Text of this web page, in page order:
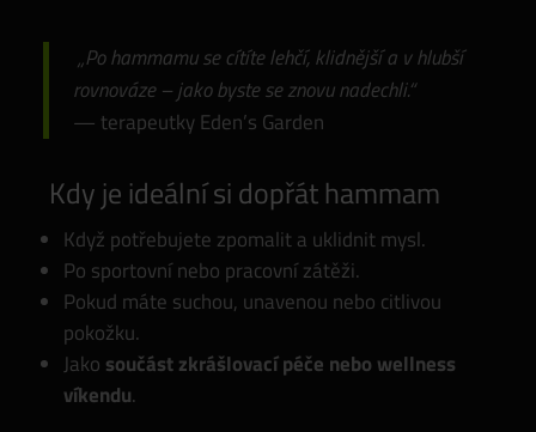
„Po hammamu se cítíte lehčí, klidnější a v hlubší
rovnováze – jako byste se znovu nadechli.“
— terapeutky Eden’s Garden
Kdy je ideální si dopřát hammam
Když potřebujete zpomalit a uklidnit mysl.
Po sportovní nebo pracovní zátěži.
Pokud máte suchou, unavenou nebo citlivou
pokožku.
Jako součást zkrášlovací péče nebo wellness
víkendu.